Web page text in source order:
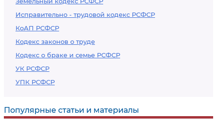
Исправительно - трудовой кодекс РСФСР
КоАП РСФСР
Кодекс законов о труде
Кодекс о браке и семье РСФСР
УК РСФСР
УПК РСФСР
Популярные статьи и материалы